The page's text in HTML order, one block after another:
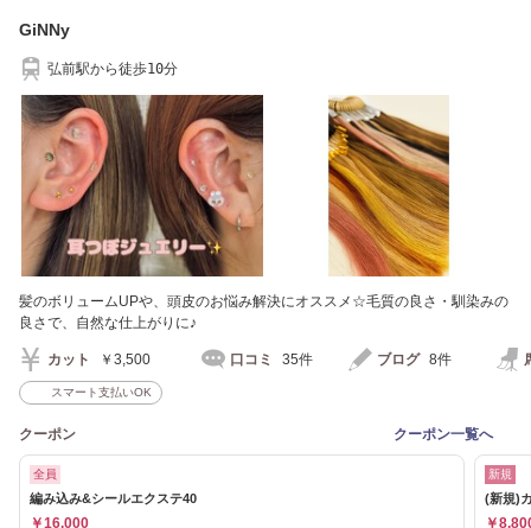
GiNNy
弘前駅から徒歩10分
髪のボリュームUPや、頭皮のお悩み解決にオススメ☆毛質の良さ・馴染みの
良さで、自然な仕上がりに♪
カット ￥3,500 口コミ 35件 ブログ 8件
スマート支払いOK
クーポン クーポン一覧へ
全員
編み込み&シールエクステ40
￥16,000
新規
(新規)
￥